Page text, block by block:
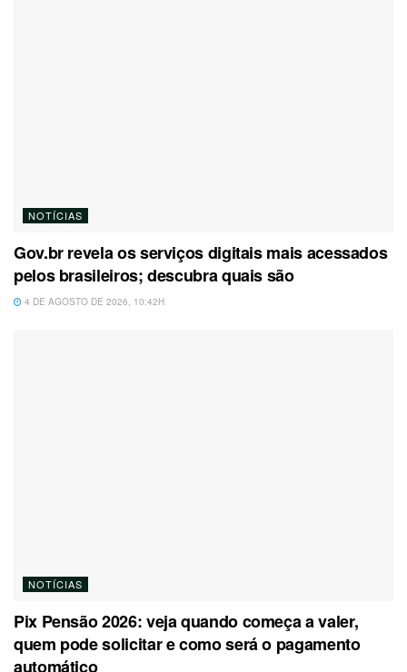
NOTÍCIAS
Gov.br revela os serviços digitais mais acessados
pelos brasileiros; descubra quais são
4 DE AGOSTO DE 2026, 10:42H
NOTÍCIAS
Pix Pensão 2026: veja quando começa a valer,
quem pode solicitar e como será o pagamento
automático